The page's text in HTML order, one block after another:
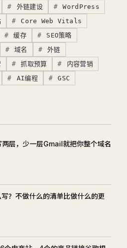
外链建设
WordPress
Core Web Vitals
缓存
SEO策略
域名
外链
抓取预算
内容营销
AI编程 GSC
两层，少一层Gmail就把你整个域名
？不做什么的清单比做什么的更